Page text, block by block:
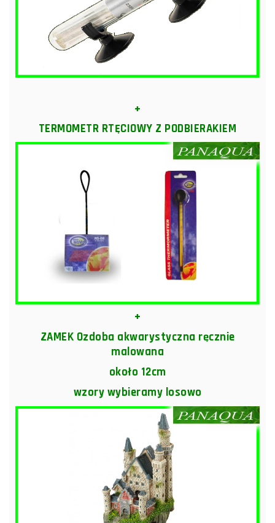
+
TERMOMETR RTĘCIOWY Z PODBIERAKIEM
+
ZAMEK Ozdoba akwarystyczna ręcznie
malowana
około 12cm
wzory wybieramy losowo